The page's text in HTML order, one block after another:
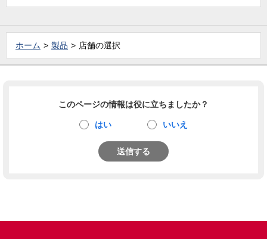
ホーム 製品 店舗の選択
このページの情報は役に立ちましたか？
はい いいえ
送信する